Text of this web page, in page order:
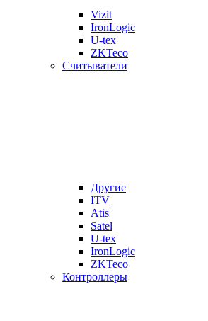
Vizit
IronLogic
U-tex
ZKTeco
Считыватели
Другие
ITV
Atis
Satel
U-tex
IronLogic
ZKTeco
Контроллеры